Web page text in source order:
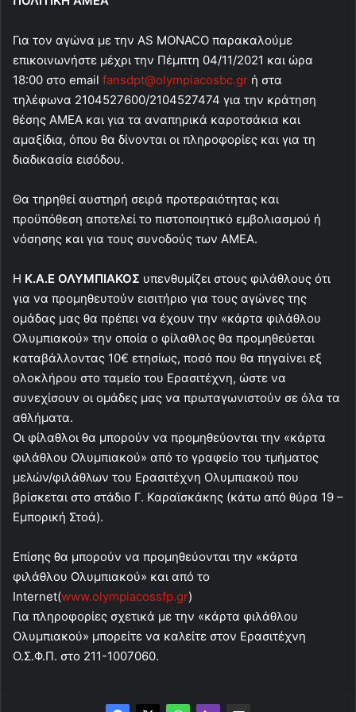
Για τον αγώνα με την AS MONACO παρακαλούμε
επικοινωνήστε μέχρι την Πέμπτη 04/11/2021 και ώρα
18:00 στο email fansdpt@olympiacosbc.gr ή στα
τηλέφωνα 2104527600/2104527474 για την κράτηση
θέσης ΑΜΕΑ και για τα αναπηρικά καροτσάκια και
αμαξίδια, όπου θα δίνονται οι πληροφορίες και για τη
διαδικασία εισόδου.
Θα τηρηθεί αυστηρή σειρά προτεραιότητας και
προϋπόθεση αποτελεί το πιστοποιητικό εμβολιασμού ή
νόσησης και για τους συνοδούς των ΑΜΕΑ.
Η Κ.Α.Ε ΟΛΥΜΠΙΑΚΟΣ υπενθυμίζει στους φιλάθλους ότι
για να προμηθευτούν εισιτήριο για τους αγώνες της
ομάδας μας θα πρέπει να έχουν την «κάρτα φιλάθλου
Ολυμπιακού» την οποία ο φίλαθλος θα προμηθεύεται
καταβάλλοντας 10€ ετησίως, ποσό που θα πηγαίνει εξ
ολοκλήρου στο ταμείο του Ερασιτέχνη, ώστε να
συνεχίσουν οι ομάδες μας να πρωταγωνιστούν σε όλα τα
αθλήματα.
Οι φίλαθλοι θα μπορούν να προμηθεύονται την «κάρτα
φιλάθλου Ολυμπιακού» από το γραφείο του τμήματος
μελών/φιλάθλων του Ερασιτέχνη Ολυμπιακού που
βρίσκεται στο στάδιο Γ. Καραϊσκάκης (κάτω από θύρα 19 –
Εμπορική Στοά).
Επίσης θα μπορούν να προμηθεύονται την «κάρτα
φιλάθλου Ολυμπιακού» και από το
Internet(www.olympiacossfp.gr)
Για πληροφορίες σχετικά με την «κάρτα φιλάθλου
Ολυμπιακού» μπορείτε να καλείτε στον Ερασιτέχνη
Ο.Σ.Φ.Π. στο 211-1007060.